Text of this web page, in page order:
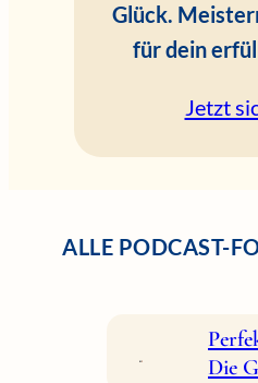
Glück.
für dein
Jetzt
ALLE PODCAST-
Die